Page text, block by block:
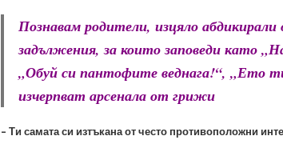
Познавам родители, изцяло
задължения, за които заповеди като „
„Обуй си пантофите веднага!“, „Ето
изчерпват арсенала от грижи
– Ти самата си изтъкана от често противоположни